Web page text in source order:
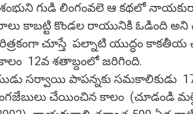
శంభుని గుడి లింగంవలె ఆ కథలో
కాబట్టి కొండల రాయునికి ఓడింది
చూస్తే పల్నాటి యుద్ధం కాకతీయ
12వ శతాబ్దంలో జరిగింది.
సర్వాయి పాపన్నకు సమకాలికుడు
చేయించిన కాలం (చూడండి